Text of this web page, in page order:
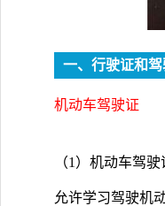
一、行驶证和驾
机动车驾驶证
（1）机动车驾
允许学习驾驶机